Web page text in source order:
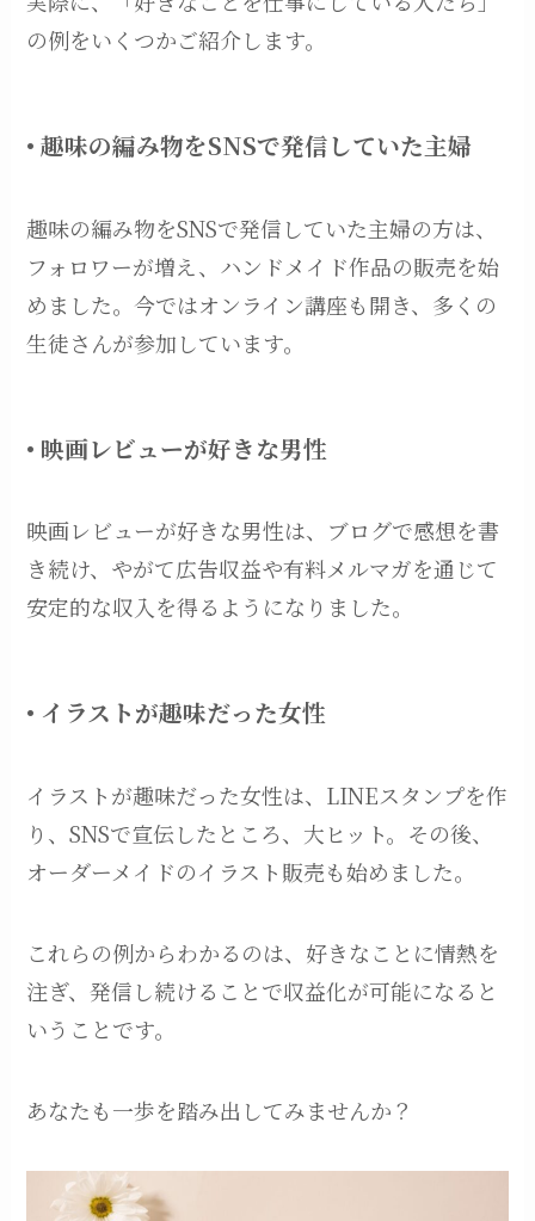
の例をいくつかご紹介します。
• 趣味の編み物をSNSで発信していた主婦
趣味の編み物をSNSで発信していた主婦の方は、
フォロワーが増え、ハンドメイド作品の販売を始
めました。今ではオンライン講座も開き、多くの
生徒さんが参加しています。
• 映画レビューが好きな男性
映画レビューが好きな男性は、ブログで感想を書
き続け、やがて広告収益や有料メルマガを通じて
安定的な収入を得るようになりました。
• イラストが趣味だった女性
イラストが趣味だった女性は、LINEスタンプを作
り、SNSで宣伝したところ、大ヒット。その後、
オーダーメイドのイラスト販売も始めました。
これらの例からわかるのは、好きなことに情熱を
注ぎ、発信し続けることで収益化が可能になると
いうことです。
あなたも一歩を踏み出してみませんか？